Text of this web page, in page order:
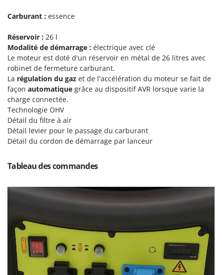
Tondeuses débroussailleuses thermiques
Trancheuses
Trancheuses de sol
Transpalettes
Treuils de débardage
Tronçonneuses
V
Vêtements de Sécurité
Vibroculteurs à tracteur
Landxcape
LAR Casalinghi
Lavor
Linea VZ
Lisam
Lotusgrill
M
M.A.I.BO.
Macom
Makita
Marcato
Master
Mastercook
Masterpro
McCulloch
Carburant : essence
Réservoir : 26 l
Modalité de démarrage : électrique avec clé
Le moteur est doté d'un réservoir en métal de 26 litres avec
robinet de fermeture carburant.
La régulation du gaz et de l'accélération du moteur se fait de
façon automatique grâce au dispositif AVR lorsque varie la
charge connectée.
Technologie OHV
Détail du filtre à air
Détail levier pour le passage du carburant
Détail du cordon de démarrage par lanceur
Tableau des commandes